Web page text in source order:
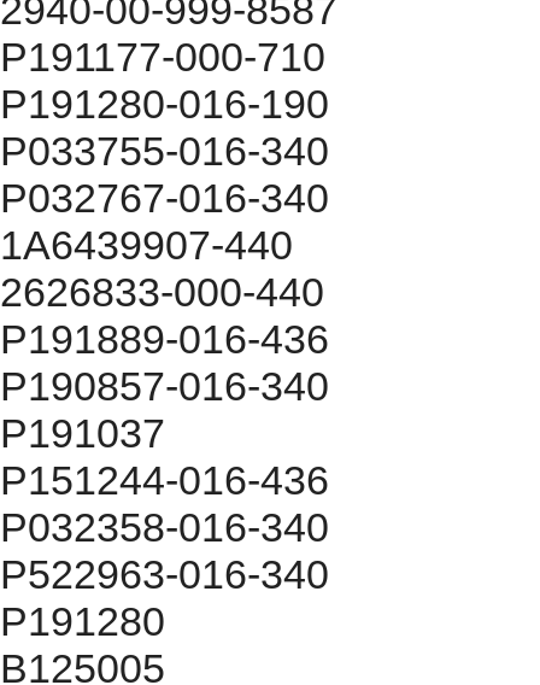
2940-00-999-8587
P191177-000-710
P191280-016-190
P033755-016-340
P032767-016-340
1A6439907-440
2626833-000-440
P191889-016-436
P190857-016-340
P191037
P151244-016-436
P032358-016-340
P522963-016-340
P191280
B125005